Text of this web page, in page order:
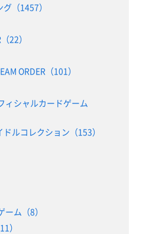
（1457）
22）
ORDER（101）
ィシャルカードゲーム
ルコレクション（153）
ム（8）
）